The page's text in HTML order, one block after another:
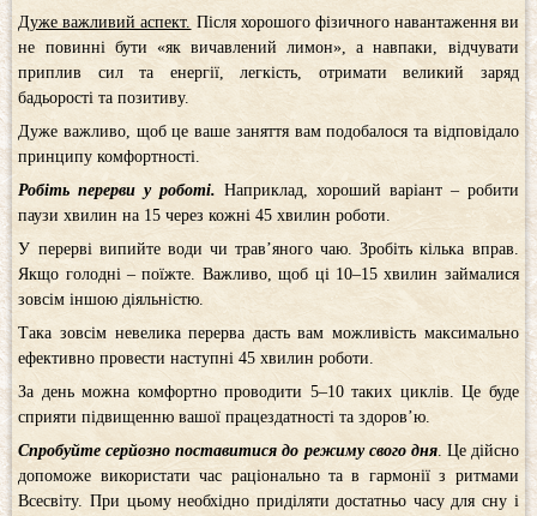
Дуже важливий аспект. Після хорошого фізичного навантаження ви
не повинні бути «як вичавлений лимон», а навпаки, відчувати
приплив сил та енергії, легкість, отримати великий заряд
бадьорості та позитиву.
Дуже важливо, щоб це ваше заняття вам подобалося та відповідало
принципу комфортності.
Робіть перерви у роботі. Наприклад, хороший варіант – робити
паузи хвилин на 15 через кожні 45 хвилин роботи.
У перерві випийте води чи трав’яного чаю. Зробіть кілька вправ.
Якщо голодні – поїжте. Важливо, щоб ці 10–15 хвилин займалися
зовсім іншою діяльністю.
Така зовсім невелика перерва дасть вам можливість максимально
ефективно провести наступні 45 хвилин роботи.
За день можна комфортно проводити 5–10 таких циклів. Це буде
сприяти підвищенню вашої працездатності та здоров’ю.
Спробуйте серйозно поставитися до режиму свого дня. Це дійсно
допоможе використати час раціонально та в гармонії з ритмами
Всесвіту. При цьому необхідно приділяти достатньо часу для сну і